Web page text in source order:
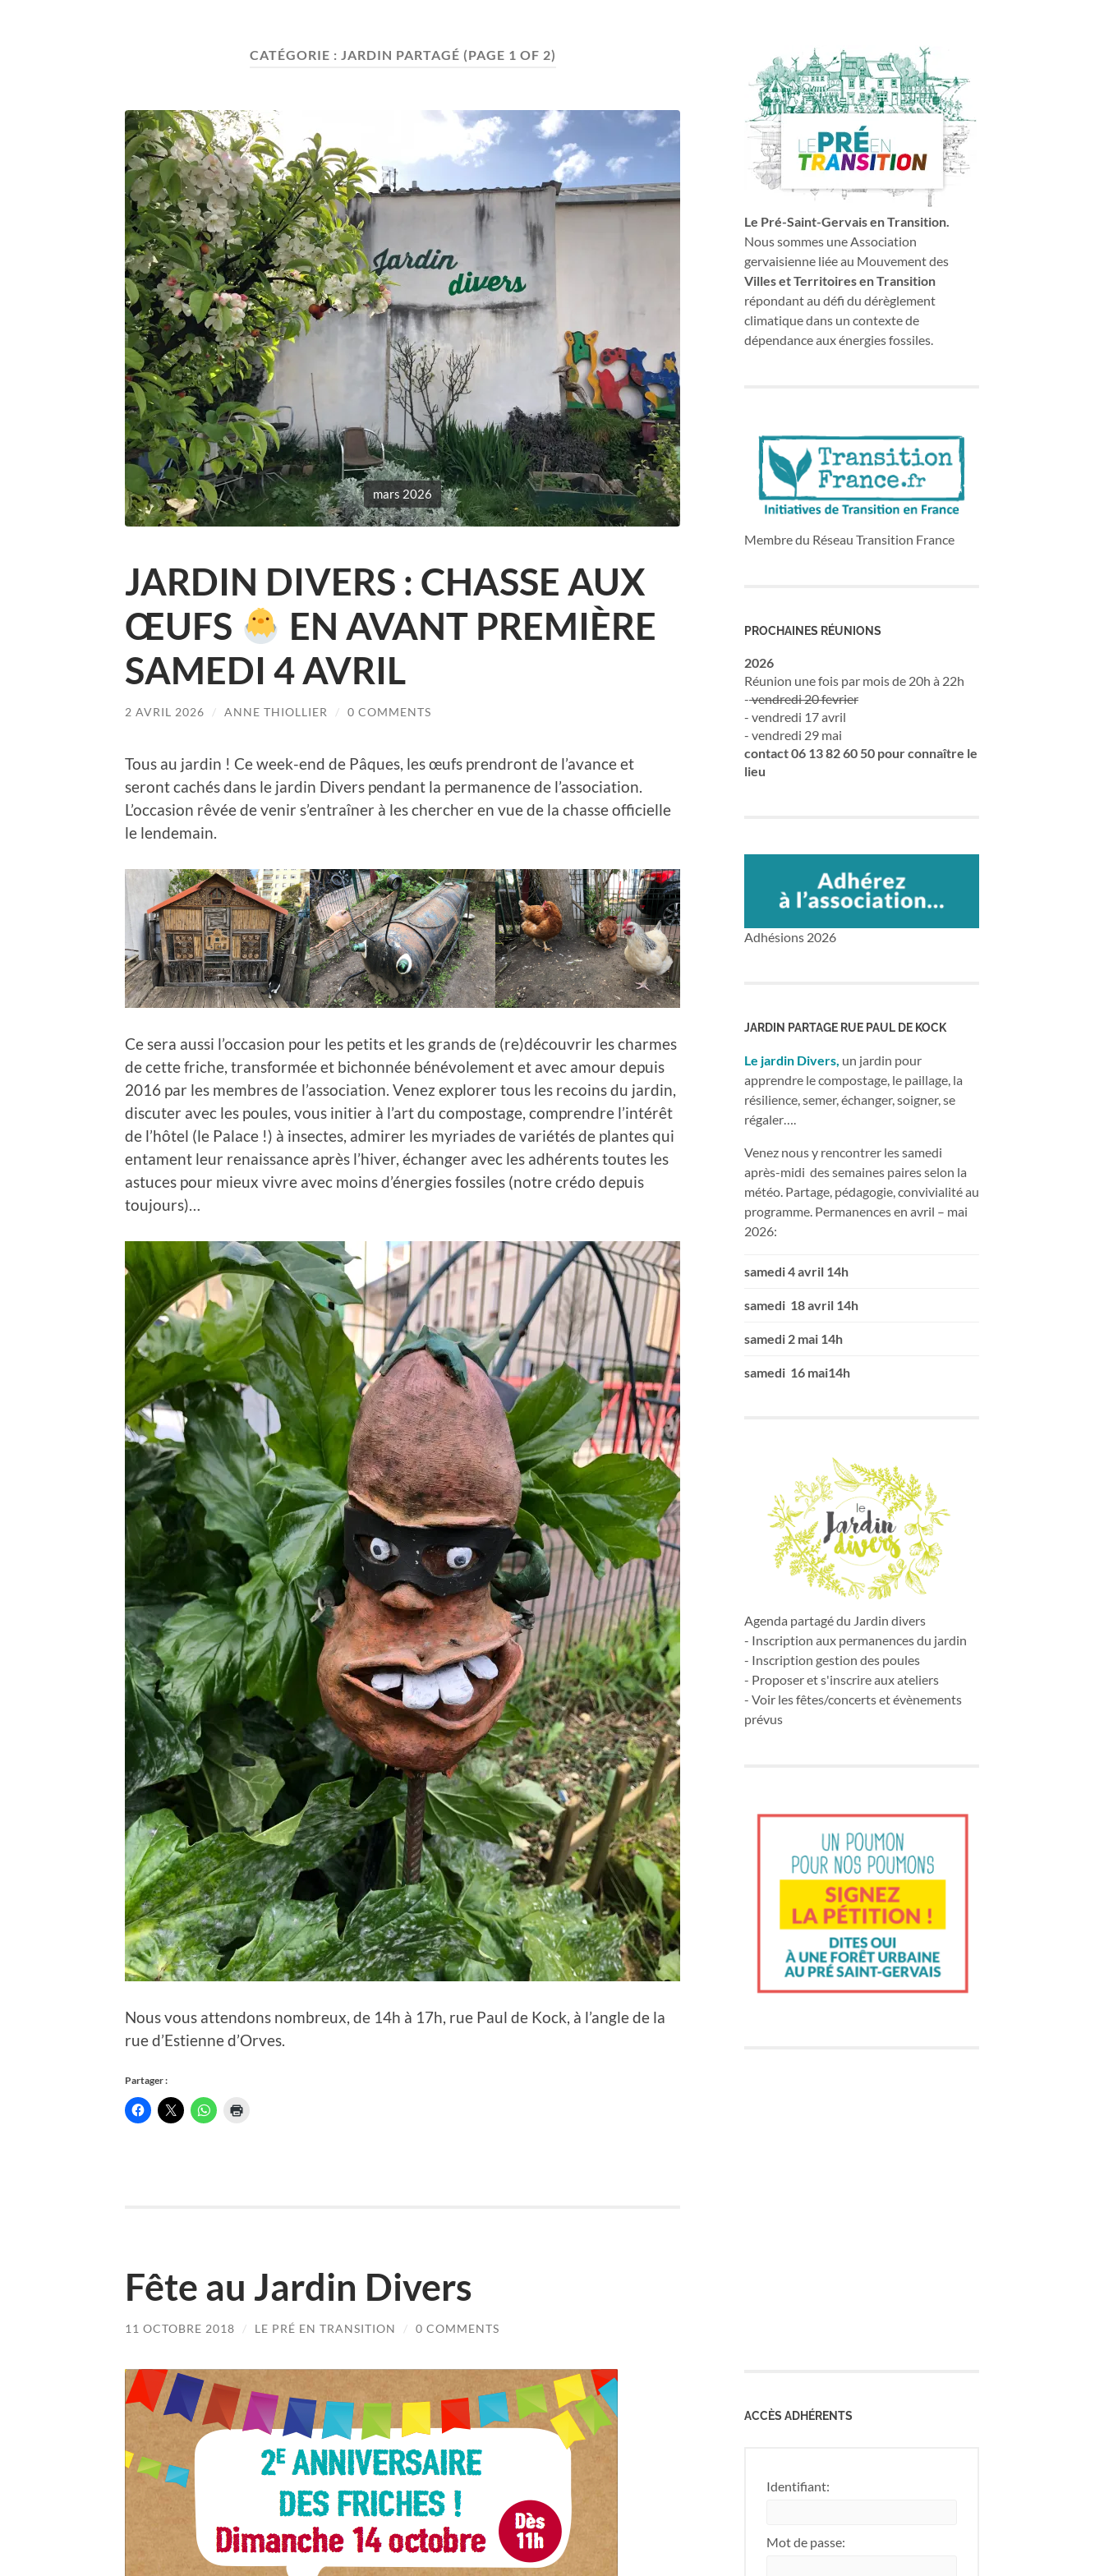
CATÉGORIE : JARDIN PARTAGÉ (PAGE 1 OF 2)
mars 2026
JARDIN DIVERS : CHASSE AUX
ŒUFS
EN AVANT PREMIÈRE
SAMEDI 4 AVRIL
2 AVRIL 2026 / ANNE THIOLLIER / 0 COMMENTS
Tous au jardin ! Ce week-end de Pâques, les œufs prendront de l’avance et
seront cachés dans le jardin Divers pendant la permanence de l’association.
L’occasion rêvée de venir s’entraîner à les chercher en vue de la chasse officielle
le lendemain.
Ce sera aussi l’occasion pour les petits et les grands de (re)découvrir les charmes
de cette friche, transformée et bichonnée bénévolement et avec amour depuis
2016 par les membres de l’association. Venez explorer tous les recoins du jardin,
discuter avec les poules, vous initier à l’art du compostage, comprendre l’intérêt
de l’hôtel (le Palace !) à insectes, admirer les myriades de variétés de plantes qui
entament leur renaissance après l’hiver, échanger avec les adhérents toutes les
astuces pour mieux vivre avec moins d’énergies fossiles (notre crédo depuis
toujours)…
Nous vous attendons nombreux, de 14h à 17h, rue Paul de Kock, à l’angle de la
rue d’Estienne d’Orves.
Partager :
Fête au Jardin Divers
11 OCTOBRE 2018 / LE PRÉ EN TRANSITION / 0 COMMENTS
Le Pré-Saint-Gervais en Transition.
Nous sommes une Association
gervaisienne liée au Mouvement des
Villes et Territoires en Transition
répondant au défi du dérèglement
climatique dans un contexte de
dépendance aux énergies fossiles.
Membre du Réseau Transition France
PROCHAINES RÉUNIONS
2026
Réunion une fois par mois de 20h à 22h
-vendredi 20 fevrier
- vendredi 17 avril
- vendredi 29 mai
contact 06 13 82 60 50 pour connaître le
lieu
Adhésions 2026
JARDIN PARTAGE RUE PAUL DE KOCK
Le jardin Divers, un jardin pour
apprendre le compostage, le paillage, la
résilience, semer, échanger, soigner, se
régaler….
Venez nous y rencontrer les samedi
après-midi des semaines paires selon la
météo. Partage, pédagogie, convivialité au
programme. Permanences en avril – mai
2026:
samedi 4 avril 14h
samedi 18 avril 14h
samedi 2 mai 14h
samedi 16 mai14h
Agenda partagé du Jardin divers
- Inscription aux permanences du jardin
- Inscription gestion des poules
- Proposer et s'inscrire aux ateliers
- Voir les fêtes/concerts et évènements
prévus
ACCÈS ADHÉRENTS
Identifiant:
Mot de passe: